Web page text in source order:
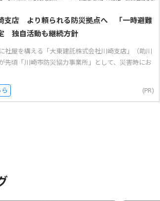
支店 より頼られる防災拠点へ 「一時避難
独自活動も継続方針
社屋を構える「大東建託株式会社川崎支店」（助川
先頃「川崎市防災協力事業所」として、災害時にお
(PR)